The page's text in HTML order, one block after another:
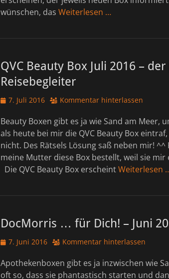
wünschen, das Weiterlesen …
QVC Beauty Box Juli 2016 –
Reisebegleiter
Veröffentlicht
7. Juli 2016 Kommentar hinterlassen
Beauty Boxen gibt es ja wie Sand am Meer,
als heute bei mir die QVC Beauty Box
nicht. Des Rätsels Lösung saß neben mir!
meine Mutter diese Box bestellt, weil sie mir
Die QVC Beauty Box erscheintWeiterlesen
DocMorris … für Dich! – Juni
Veröffentlicht
7. Juni 2016 Kommentar hinterlassen
Apothekenboxen gibt es ja inzwischen wie
oft so, dass sie phantastisch starten und